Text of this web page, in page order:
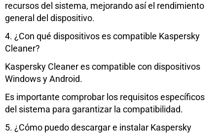
recursos del sistema, mejorando así el rendimiento
general del dispositivo.
4. ¿Con qué dispositivos es compatible Kaspersky
Cleaner?
Kaspersky Cleaner es compatible con dispositivos
Windows y Android.
Es importante comprobar los requisitos específicos
del sistema para garantizar la compatibilidad.
5. ¿Cómo puedo descargar e instalar Kaspersky